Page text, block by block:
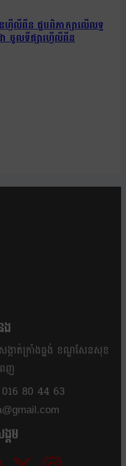
ហ្វីលីពីន ជួបពិភាក្សាលើលទ្ធ
ចូលទីផ្សារហ្វីលីពីន
ង
ាត់ក្រាំងធ្នង់ ខណ្ឌសែនសុខ
េញ
016 80 44 63
គម